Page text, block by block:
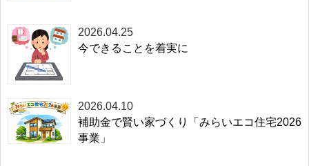
2026.04.25
今できることを着実に
2026.04.10
補助金で賢い家づくり「みらいエコ住宅2026
事業」